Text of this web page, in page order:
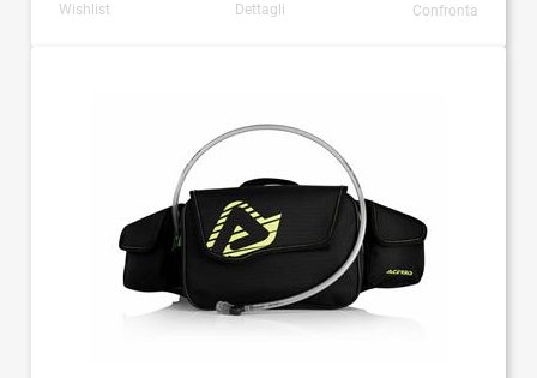
Wishlist Dettagli Confronta